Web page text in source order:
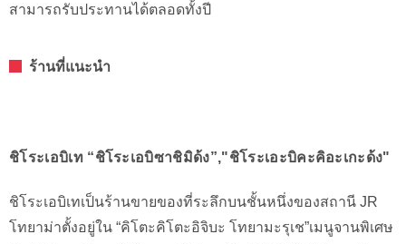
สามารถรับประทานได้ตลอดทั้งปี
ร้านที่แนะนำ
ชิโระเอบิเท “ชิโระเอบิซาชิมิด้ง”,"ชิโระเอะบิคะคิอะเกะด้ง"
ชิโระเอบิเทเป็นร้านขายของที่ระลึกบนชั้นหนึ่งของสถานี JR
โทยาม่าตั้งอยู่ใน “คิโตะคิโตะอิจิบะ โทยามะรุเช”เมนูจานพิเศษ